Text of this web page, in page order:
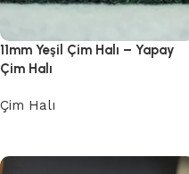
11mm Yeşil Çim Halı – Yapay
Çim Halı
Çim Halı